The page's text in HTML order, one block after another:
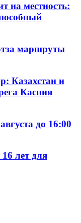
на местность:
маршруты
Казахстан и
Каспия
до 16:00
лет для